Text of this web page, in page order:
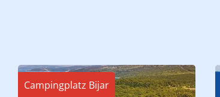
Campingplatz Bijar